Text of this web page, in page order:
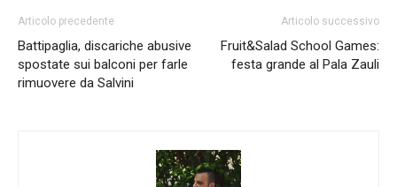
Articolo precedente
Battipaglia, discariche abusive
spostate sui balconi per farle
rimuovere da Salvini
Articolo successivo
Fruit&Salad School Games:
festa grande al Pala Zauli